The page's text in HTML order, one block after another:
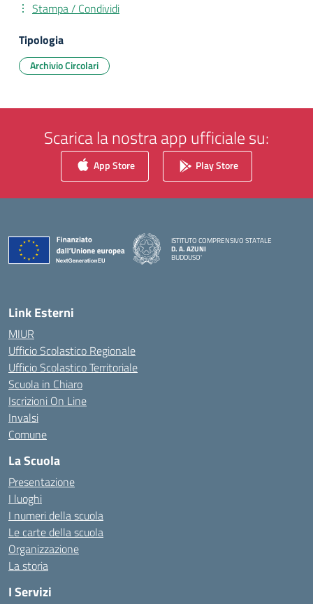
Stampa / Condividi
Tipologia
Archivio Circolari
Scarica la nostra app ufficiale su:
App Store Play Store
ISTITUTO COMPRENSIVO STATALE
D. A. AZUNI
BUDDUSO'
Link Esterni
MIUR
Ufficio Scolastico Regionale
Ufficio Scolastico Territoriale
Scuola in Chiaro
Iscrizioni On Line
Invalsi
Comune
La Scuola
Presentazione
I luoghi
I numeri della scuola
Le carte della scuola
Organizzazione
La storia
I Servizi